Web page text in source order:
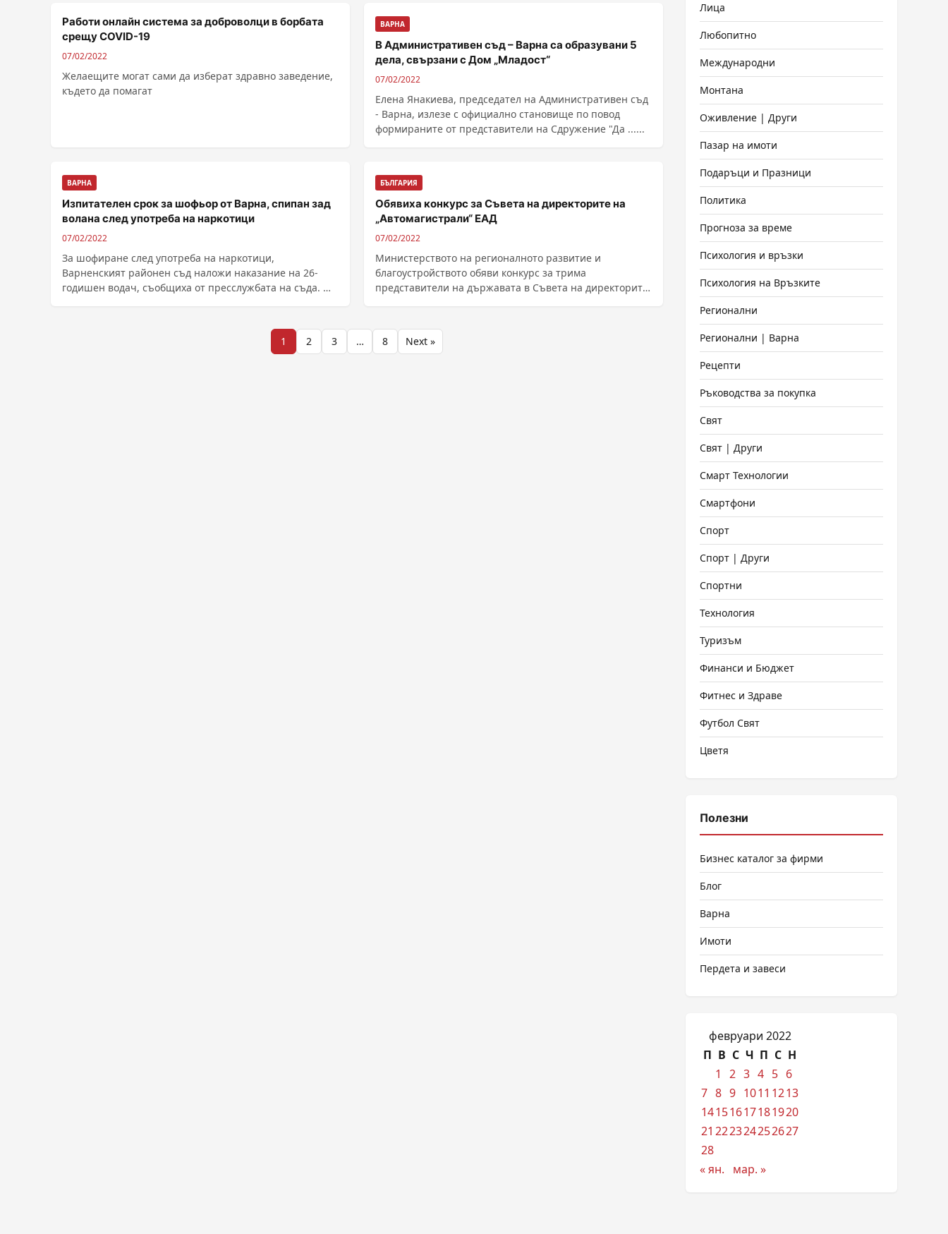
Работи онлайн система за доброволци в борбата
срещу COVID-19
07/02/2022
Желаещите могат сами да изберат здравно заведение,
където да помагат
ВАРНА
В Административен съд – Варна са образувани 5
дела, свързани с Дом „Младост“
07/02/2022
Елена Янакиева, председател на Административен съд
- Варна, излезе с официално становище по повод
формираните от представители на Сдружение "Да ......
ВАРНА
Изпитателен срок за шофьор от Варна, спипан зад
волана след употреба на наркотици
07/02/2022
За шофиране след употреба на наркотици,
Варненският районен съд наложи наказание на 26-
годишен водач, съобщиха от пресслужбата на съда.
БЪЛГАРИЯ
Обявиха конкурс за Съвета на директорите на
„Автомагистрали“ ЕАД
07/02/2022
Министерството на регионалното развитие и
благоустройството обяви конкурс за трима
представители на държавата в Съвета на директорите
1 2 3 … 8 Next »
Лица
Любопитно
Международни
Монтана
Оживление | Други
Пазар на имоти
Подаръци и Празници
Политика
Прогноза за време
Психология и връзки
Психология на Връзките
Регионални
Регионални | Варна
Рецепти
Ръководства за покупка
Свят
Свят | Други
Смарт Технологии
Смартфони
Спорт
Спорт | Други
Спортни
Технология
Туризъм
Финанси и Бюджет
Фитнес и Здраве
Футбол Свят
Цветя
Полезни
Бизнес каталог за фирми
Блог
Варна
Имоти
Пердета и завеси
февруари 2022
П В С Ч П С Н
1
2 3 4 5 6
7 8 9 1011 1213
14151617181920
21 222324252627
28
« ян.
мар. »